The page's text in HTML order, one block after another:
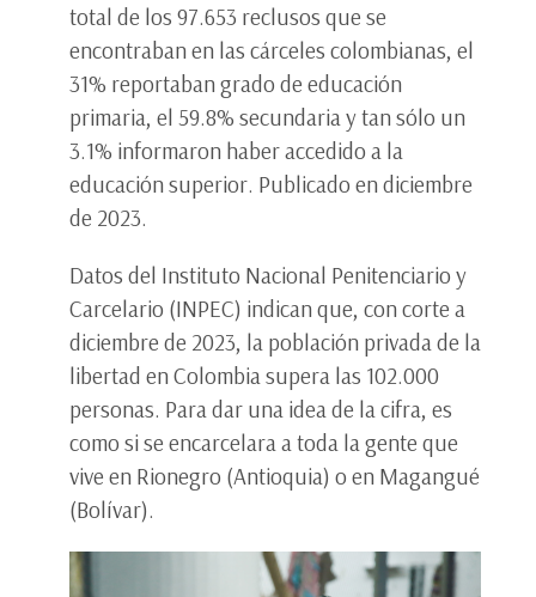
total de los 97.653 reclusos que se
encontraban en las cárceles colombianas, el
31% reportaban grado de educación
primaria, el 59.8% secundaria y tan sólo un
3.1% informaron haber accedido a la
educación superior. Publicado en diciembre
de 2023.
Datos del Instituto Nacional Penitenciario y
Carcelario (INPEC) indican que, con corte a
diciembre de 2023, la población privada de la
libertad en Colombia supera las 102.000
personas. Para dar una idea de la cifra, es
como si se encarcelara a toda la gente que
vive en Rionegro (Antioquia) o en Magangué
(Bolívar).